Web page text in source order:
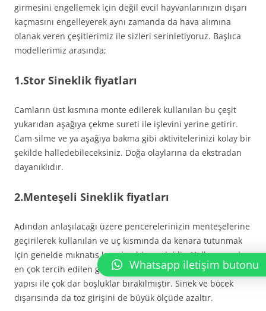
girmesini engellemek için değil evcil hayvanlarınızın dışarı
kaçmasını engelleyerek aynı zamanda da hava alımına
olanak veren çeşitlerimiz ile sizleri serinletiyoruz. Başlıca
modellerimiz arasında;
1.Stor Sineklik fiyatları
Camların üst kısmına monte edilerek kullanılan bu çeşit
yukarıdan aşağıya çekme sureti ile işlevini yerine getirir.
Cam silme ve ya aşağıya bakma gibi aktivitelerinizi kolay bir
şekilde halledebileceksiniz. Doğa olaylarına da ekstradan
dayanıklıdır.
2.Menteşeli Sineklik fiyatları
Adından anlaşılacağı üzere pencerelerinizin menteşelerine
geçirilerek kullanılan ve uç kısmında da kenara tutunmak
için genelde mıknatıs konulan bir modeldir. Halk arasında
en çok tercih edilen geleneksel bir üründür. Örme tül
yapısı ile çok dar boşluklar bırakılmıştır. Sinek ve böcek
dışarısında da toz girişini de büyük ölçüde azaltır.
Whatsapp iletişim butonu